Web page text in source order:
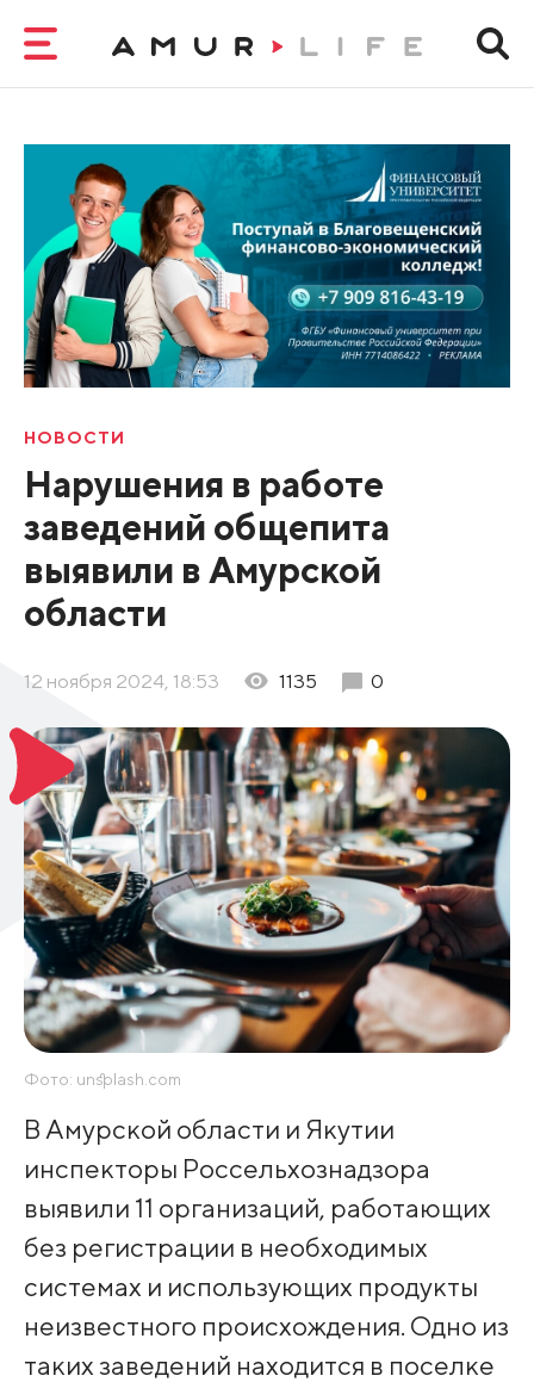
НОВОСТИ
Нарушения в работе
заведений общепита
выявили в Амурской
области
12 ноября 2024, 18:53 1135 0
Фото: unsplash.com
В Амурской области и Якутии
инспекторы Россельхознадзора
выявили 11 организаций, работающих
без регистрации в необходимых
системах и использующих продукты
неизвестного происхождения. Одно из
таких заведений находится в поселке